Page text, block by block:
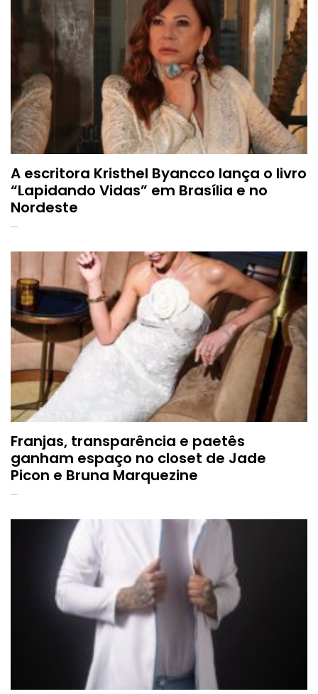
A escritora Kristhel Byancco lança o livro
“Lapidando Vidas” em Brasília e no
Nordeste
Franjas, transparência e paetês
ganham espaço no closet de Jade
Picon e Bruna Marquezine